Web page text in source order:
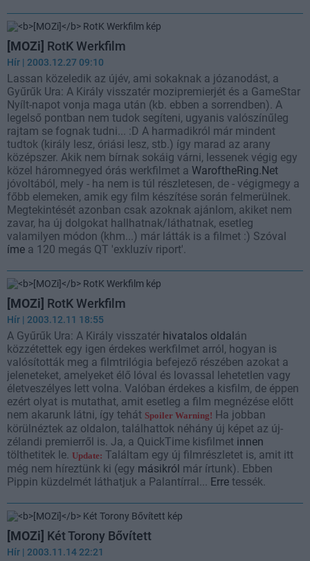
[MOZi] RotK Werkfilm
Hír | 2003.12.27 09:10
Lassan közeledik az újév, ami sokaknak a józanodást, a
Gyűrűk Ura: A Király visszatér mozipremierjét és a GameStar
Nyílt-napot vonja maga után (kb. ebben a sorrendben). A
legelső pontban nem tudok segíteni, ugyanis valószínűleg
rajtam se fognak tudni... :D A harmadikról már mindent
tudtok (király lesz, óriási lesz, stb.) így marad az arany
középszer. Akik nem bírnak sokáig várni, lessenek végig egy
közel háromnegyed órás werkfilmet a WaroftheRing.Net
jóvoltából, mely - ha nem is túl részletesen, de - végigmegy a
főbb elemeken, amik egy film készítése során felmerülnek.
Megtekintését azonban csak azoknak ajánlom, akiket nem
zavar, ha új dolgokat hallhatnak/láthatnak, esetleg
valamilyen módon (khm...) már látták is a filmet :) Szóval
íme a 120 megás QT 'exkluzív riport'.
[MOZi] RotK Werkfilm
Hír | 2003.12.11 18:55
A Gyűrűk Ura: A Király visszatér hivatalos oldal án
közzétettek egy igen érdekes werkfilmet arról, hogyan is
valósították meg a filmtrilógia befejező részében azokat a
jeleneteket, amelyeket élő lóval és lovassal lehetetlen vagy
életveszélyes lett volna. Valóban érdekes a kisfilm, de éppen
ezért olyat is mutathat, amit esetleg a film megnézése előtt
nem akarunk látni, így tehát Spoiler Warning! Ha jobban
körülnéztek az oldalon, találhattok néhány új képet az új-
zélandi premierről is. Ja, a QuickTime kisfilmet innen
tölthetitek le. Update: Találtam egy új filmrészletet is, amit itt
még nem híreztünk ki (egy másikról már írtunk). Ebben
Pippin küzdelmét láthatjuk a Palantírral... Erre tessék.
[MOZi] Két Torony Bővített
Hír | 2003.11.14 22:21